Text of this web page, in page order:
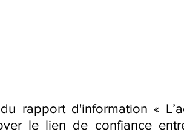
rapport d'information «
le lien de confiance